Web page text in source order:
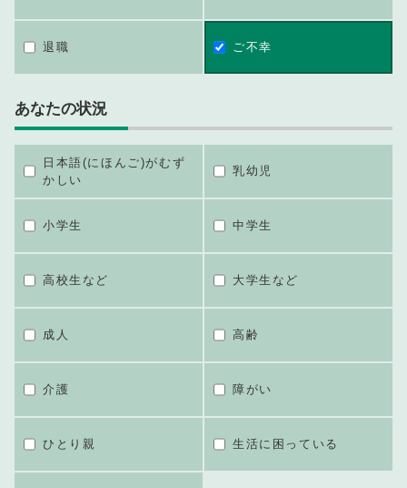
退職 ご不幸
あなたの状況
日本語(にほんご)がむず
かしい
乳幼児
小学生 中学生
高校生など 大学生など
成人 高齢
介護 障がい
ひとり親 生活に困っている